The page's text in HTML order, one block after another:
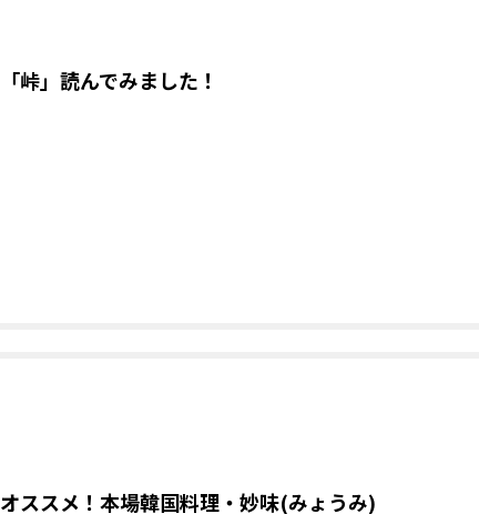
「峠」読んでみました！
オススメ！本場韓国料理・妙味(みょうみ)